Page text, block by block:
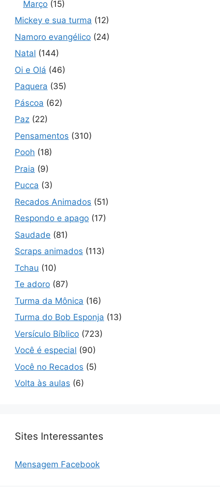
Março (15)
Mickey e sua turma (12)
Namoro evangélico (24)
Natal (144)
Oi e Olá (46)
Paquera (35)
Páscoa (62)
Paz (22)
Pensamentos (310)
Pooh (18)
Praia (9)
Pucca (3)
Recados Animados (51)
Respondo e apago (17)
Saudade (81)
Scraps animados (113)
Tchau (10)
Te adoro (87)
Turma da Mônica (16)
Turma do Bob Esponja (13)
Versículo Bíblico (723)
Você é especial (90)
Você no Recados (5)
Volta às aulas (6)
Sites Interessantes
Mensagem Facebook